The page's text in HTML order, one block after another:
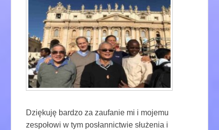
Dziękuję bardzo za zaufanie mi i mojemu
zespołowi w tym posłannictwie służenia i